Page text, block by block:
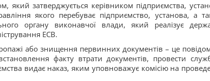
який затверджується керівником підприємства,
якого перебуває підприємство, установа, а
органу виконавчої влади, який реалізує
ЕСВ.
або знищення первинних документів – це
факту втрати документів, провести
видає наказ, яким уповноважує комісію на